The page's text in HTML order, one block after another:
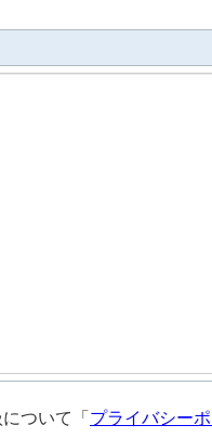
ついて「 プライバシー